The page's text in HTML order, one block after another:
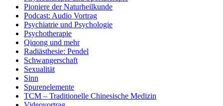
Pioniere der Naturheilkunde
Podcast: Audio Vortrag
Psychiatrie und Psychologie
Psychotherapie
Qiqong und mehr
Radiästhesie: Pendel
Schwangerschaft
Sexualität
Sinn
Spurenelemente
TCM – Traditionelle Chinesische Medizin